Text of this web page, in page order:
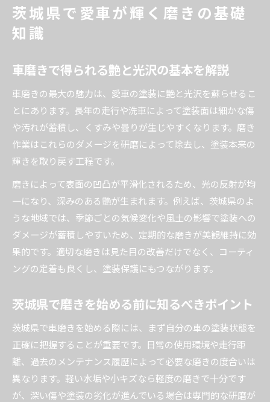
茨城県で磨きのプロが提案する最適な施工法
口コミで選ぶ茨城県の磨き専門店の魅力
艶と光沢を保つ茨城県の磨きの技術力
茨城県で評判の高い磨き技術の特徴とは
車磨き専門店の艶出し技術の選び方ガイド
磨きによる光沢持続のための施工技術を解説
車磨きで長期間艶を維持するためのコツ
ガラスコーティングと磨きで得られる効果
ガラスコーティングと磨きの相乗効果を解説
茨城県の車磨きで光沢と保護力を高める方法
磨きとガラスコーティングの違いと選び方
磨き施工後のガラスコーティングのメリット
磨きによる塗装保護と長持ちのコツ
車磨きで塗装を守るための正しい方法を解説
磨き専門店が提案する塗装長持ちメンテナンス
茨城県で実践できる塗装保護の磨き術とは
茨城県で愛車が輝く磨きの基礎
知識
車磨きで得られる艶と光沢の基本を解説
車磨きの最大の魅力は、愛車の塗装に艶と光沢を蘇らせるこ
とにあります。長年の走行や洗車によって塗装面は細かな傷
や汚れが蓄積し、くすみや曇りが生じやすくなります。磨き
作業はこれらのダメージを研磨によって除去し、塗装本来の
輝きを取り戻す工程です。
磨きによって表面の凹凸が平滑化されるため、光の反射が均
一になり、深みのある艶が生まれます。例えば、茨城県のよ
うな地域では、季節ごとの気候変化や風土の影響で塗装への
ダメージが蓄積しやすいため、定期的な磨きが美観維持に効
果的です。適切な磨きは見た目の改善だけでなく、コーティ
ングの定着も良くし、塗装保護にもつながります。
茨城県で磨きを始める前に知るべきポイント
茨城県で車磨きを始める際には、まず自分の車の塗装状態を
正確に把握することが重要です。日常の使用環境や走行距
離、過去のメンテナンス履歴によって必要な磨きの度合いは
異なります。軽い水垢や小キズなら軽度の磨きで十分です
が、深い傷や塗装の劣化が進んでいる場合は専門的な研磨が